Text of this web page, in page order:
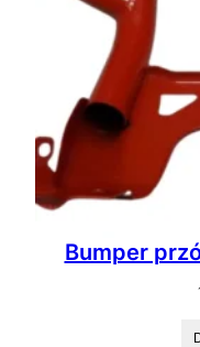
Bumper